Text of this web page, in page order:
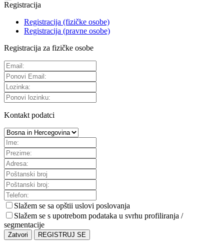
Registracija
Registracija (fizičke osobe)
Registracija (pravne osobe)
Registracija za fizičke osobe
Kontakt podatci
Slažem se sa opštii uslovi poslovanja
Slažem se s upotrebom podataka u svrhu profiliranja /
segmentacije
Zatvori REGISTRUJ SE